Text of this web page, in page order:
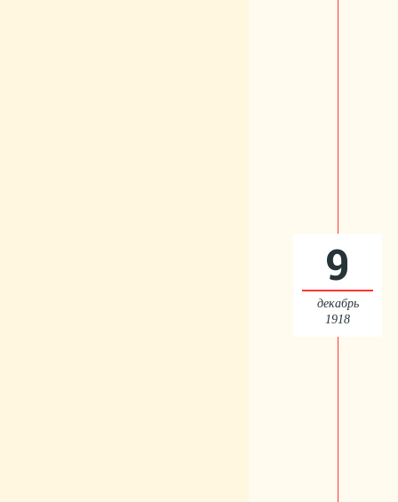
9
декабрь
1918